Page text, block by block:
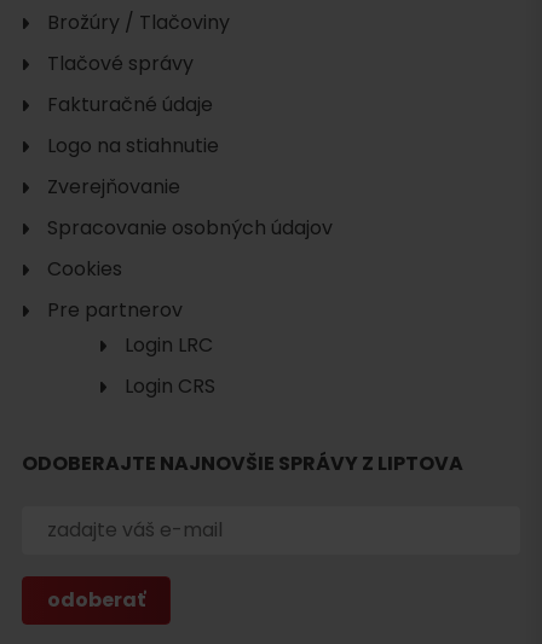
Hľadať
Brožúry / Tlačoviny
Tlačové správy
Fakturačné údaje
Logo na stiahnutie
Zverejňovanie
Spracovanie osobných údajov
Cookies
Pre partnerov
Login LRC
Login CRS
ODOBERAJTE NAJNOVŠIE SPRÁVY Z LIPTOVA